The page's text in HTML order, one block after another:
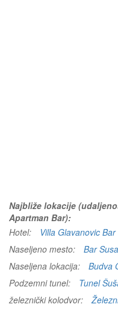
Najbliže lokacije
Apartman Bar):
Hotel:
Villa Glavanovic Bar
Naseljeno mesto:
Bar
Naseljena lokacija:
Budva
Podzemni tunel:
Tunel
železnički kolodvor: